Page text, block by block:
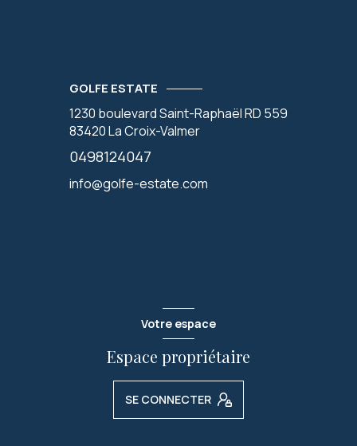
GOLFE ESTATE
1230 boulevard Saint-Raphaël RD 559
83420La Croix-Valmer
0498124047
info@golfe-estate.com
Votre espace
Espace propriétaire
SE CONNECTER